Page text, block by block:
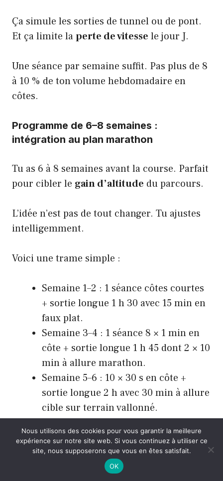
Ça simule les sorties de tunnel ou de pont.
Et ça limite laperte de vitesse le jour J.
Une séance par semaine suffit. Pas plus de 8
à 10 % de ton volume hebdomadaire en
côtes.
Programme de 6–8 semaines :
intégration au plan marathon
Tu as 6 à 8 semaines avant la course. Parfait
pour cibler le gain d’altitude du parcours.
L’idée n’est pas de tout changer. Tu ajustes
intelligemment.
Voici une trame simple :
Semaine 1–2 : 1 séance côtes courtes
+ sortie longue 1 h 30 avec 15 min en
faux plat.
Semaine 3–4 : 1 séance 8 × 1 min en
côte + sortie longue 1 h 45 dont 2 × 10
min à allure marathon.
Semaine 5–6 : 10 × 30 s en côte +
sortie longue 2 h avec 30 min à allure
cible sur terrain vallonné.
volume réduit de 20 %.
Pas négociable. Tu gardes 70 à 80 % de ton
Nous utilisons des cookies pour vous garantir la meilleure
expérience sur notre site web. Si vous continuez à utiliser ce
site, nous supposerons que vous en êtes satisfait.
OK